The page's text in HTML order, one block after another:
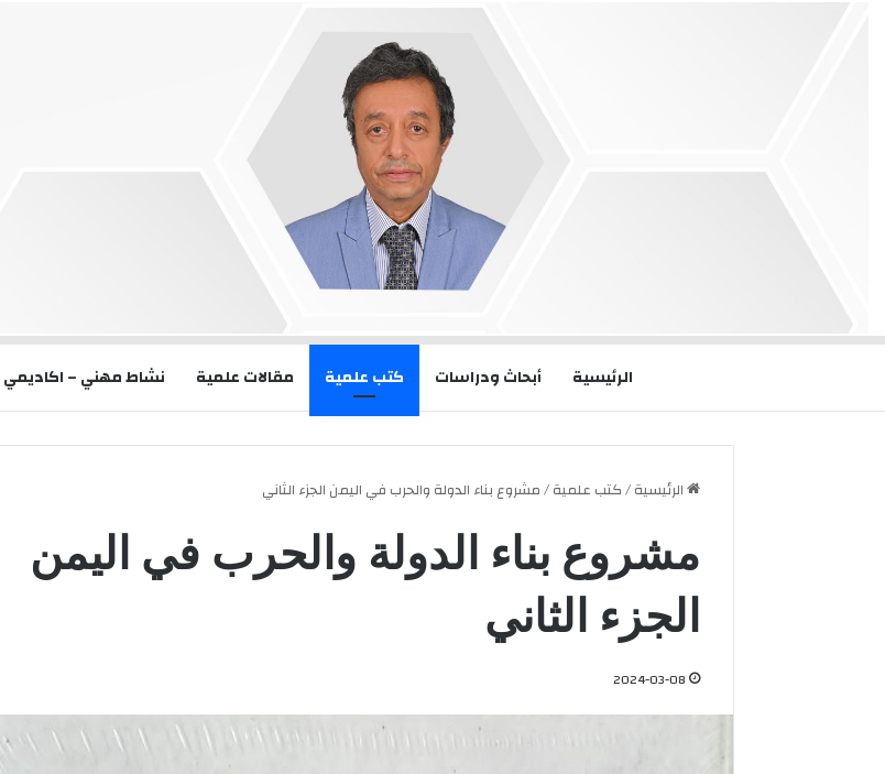
الرئيسية أبحاث ودراسات كتب علمية مقالات علمية نشاط مهني – اكاديمي
الرئيسية/كتب علمية/مشروع بناء الدولة والحرب في اليمن الجزء الثاني
مشروع بناء الدولة والحرب في اليمن
الجزء الثاني
2024-03-08